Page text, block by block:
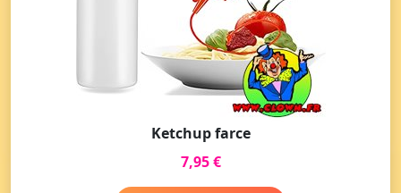
Ketchup farce
7,95 €